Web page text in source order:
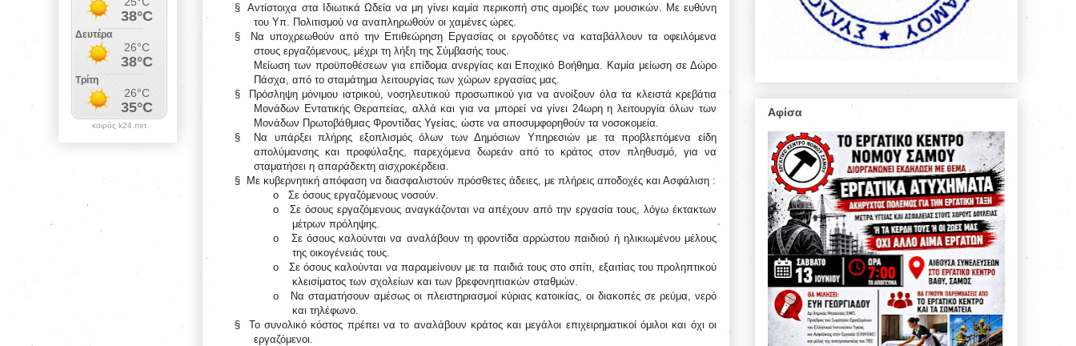
§
Αντίστοιχα στα Ιδιωτικά Ωδεία να μη γίνει καμία περικοπή στις αμοιβές των μουσικών. Με ευθύνη
του Υπ. Πολιτισμού να αναπληρωθούν οι χαμένες ώρες.
§
Να υποχρεωθούν από την Επιθεώρηση Εργασίας οι εργοδότες να καταβάλλουν τα οφειλόμενα
στους εργαζόμενους, μέχρι τη λήξη της Σύμβασής τους.
Μείωση των προϋποθέσεων για επίδομα ανεργίας και Εποχικό Βοήθημα. Καμία μείωση σε Δώρο
Πάσχα, από το σταμάτημα λειτουργίας των χώρων εργασίας μας.
§
Πρόσληψη μόνιμου ιατρικού, νοσηλευτικού προσωπικού για να ανοίξουν όλα τα κλειστά κρεβάτια
Μονάδων Εντατικής Θεραπείας, αλλά και για να μπορεί να γίνει 24ωρη η λειτουργία όλων των
Μονάδων Πρωτοβάθμιας Φροντίδας Υγείας, ώστε να αποσυμφορηθούν τα νοσοκομεία.
§
Να υπάρξει πλήρης εξοπλισμός όλων των Δημόσιων Υπηρεσιών με τα προβλεπόμενα είδη
απολύμανσης και προφύλαξης, παρεχόμενα δωρεάν από το κράτος στον πληθυσμό, για να
σταματήσει η απαράδεκτη αισχροκέρδεια.
§
Με κυβερνητική απόφαση να διασφαλιστούν πρόσθετες άδειες, με πλήρεις αποδοχές και Ασφάλιση :
o
Σε όσους εργαζόμενους νοσούν.
o
Σε όσους εργαζόμενους αναγκάζονται να απέχουν από την εργασία τους, λόγω έκτακτων
μέτρων πρόληψης.
o
Σε όσους καλούνται να αναλάβουν τη φροντίδα αρρώστου παιδιού ή ηλικιωμένου μέλους
της οικογένειάς τους.
o
Σε όσους καλούνται να παραμείνουν με τα παιδιά τους στο σπίτι, εξαιτίας του προληπτικού
κλεισίματος των σχολείων και των βρεφονηπιακών σταθμών.
o
Να σταματήσουν αμέσως οι πλειστηριασμοί κύριας κατοικίας, οι διακοπές σε ρεύμα, νερό
και τηλέφωνο.
§
Το συνολικό κόστος πρέπει να το αναλάβουν κράτος και μεγάλοι επιχειρηματικοί όμιλοι και όχι οι
εργαζόμενοι.
καιρός k24.net
Αφίσα